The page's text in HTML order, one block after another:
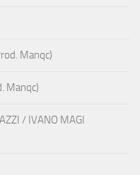
Manqc)
Manqc)
/ IVANO MAGI